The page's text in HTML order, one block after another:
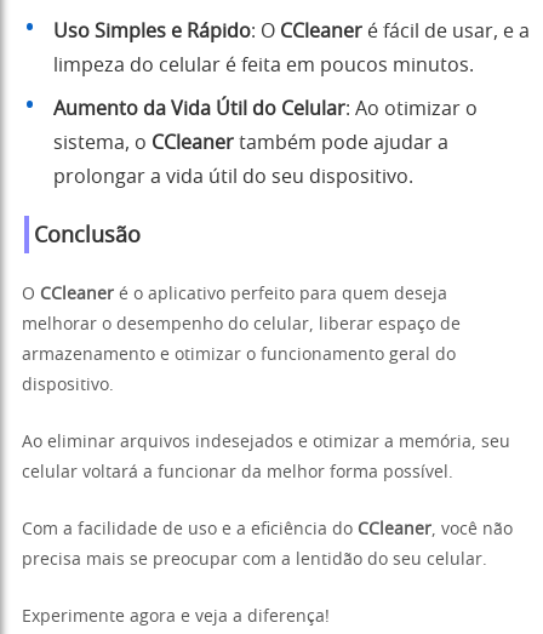
Uso Simples e Rápido: O CCleaner é fácil de usar, e a
limpeza do celular é feita em poucos minutos.
Aumento da Vida Útil do Celular: Ao otimizar o
sistema, o CCleaner também pode ajudar a
prolongar a vida útil do seu dispositivo.
Conclusão
O CCleaner é o aplicativo perfeito para quem deseja
melhorar o desempenho do celular, liberar espaço de
armazenamento e otimizar o funcionamento geral do
dispositivo.
Ao eliminar arquivos indesejados e otimizar a memória, seu
celular voltará a funcionar da melhor forma possível.
Com a facilidade de uso e a eficiência do CCleaner, você não
precisa mais se preocupar com a lentidão do seu celular.
Experimente agora e veja a diferença!